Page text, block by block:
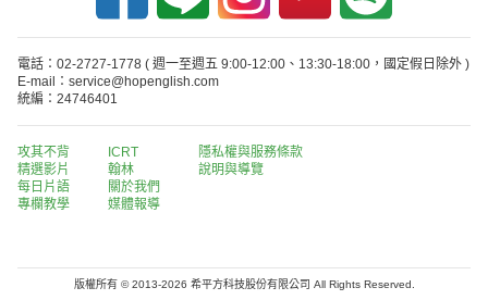
電話：02-2727-1778 ( 週一至週五 9:00-12:00、13:30-18:00，國定假日除外 )
E-mail：service@hopenglish.com
統編：24746401
攻其不背
精選影片
每日片語
專欄教學
ICRT
翰林
關於我們
媒體報導
隱私權與服務條款
說明與導覽
版權所有 © 2013-2026 希平方科技股份有限公司 All Rights Reserved.